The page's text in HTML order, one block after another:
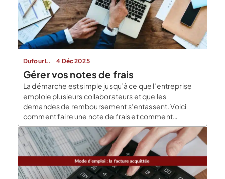
Dufour L. 4 Déc 2025
Gérer vos notes de frais
La démarche est simple jusqu’à ce que l’entreprise
emploie plusieurs collaborateurs et que les
demandes de remboursement s’entassent. Voici
comment faire une note de frais et comment
organiser cet aspect administratif chronophage.
Qu’est-ce qu’une note de frais ? La note de frais est
un justificatif qui recoupe une dépense faite par le
dirigeant ou un […]